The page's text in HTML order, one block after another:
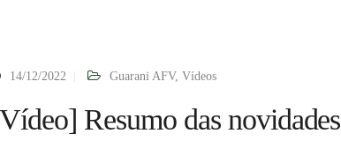
14/12/2022 Guarani AFV, Vídeos
Resumo das novidades